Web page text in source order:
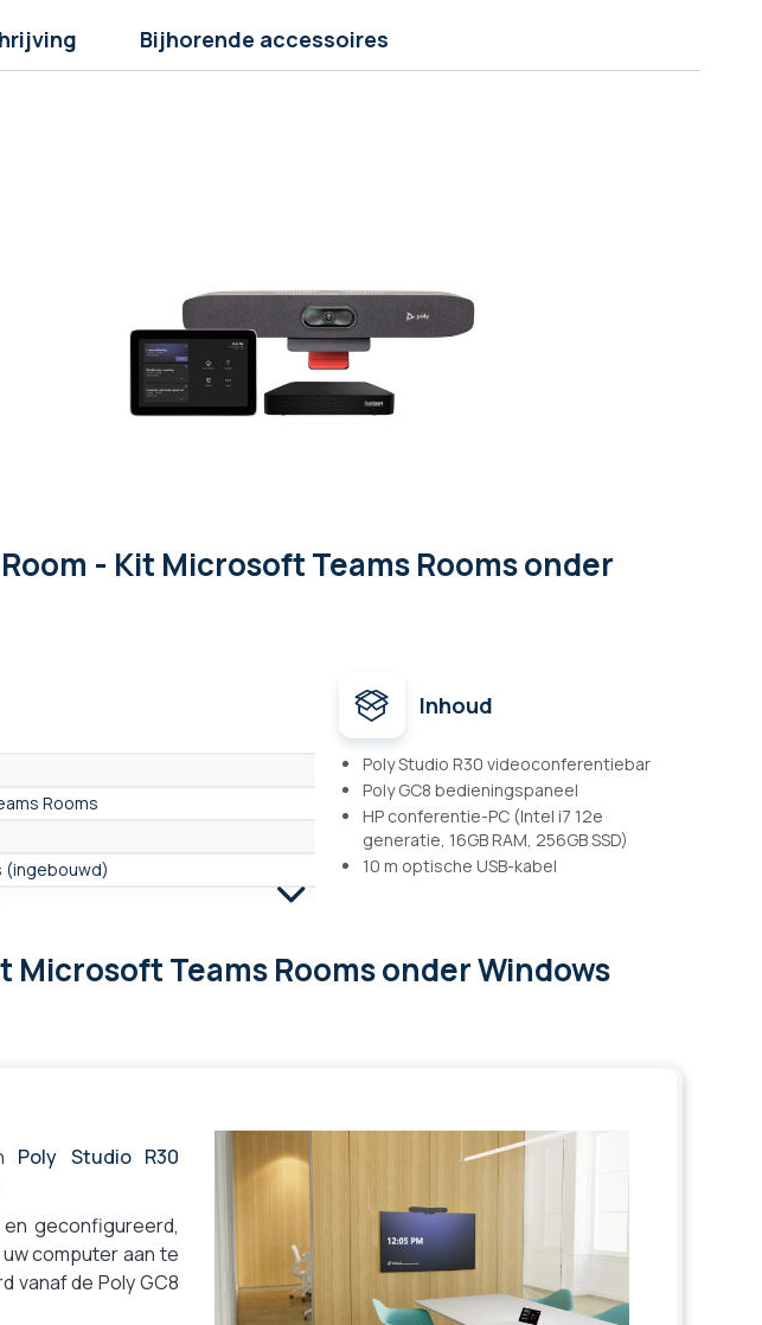
Bijhorende accessoires
- Kit Microsoft Teams Rooms onder
Rooms
(ingebouwd)
manueel
Inhoud
Poly Studio R30 videoconferentiebar
Poly GC8 bedieningspaneel
HP conferentie-PC (Intel i7 12e
generatie, 16GB RAM, 256GB SSD)
10 m optische USB-kabel
Microsoft Teams Rooms onder Windows
Poly Studio R30
geconfigureerd,
computer aan te
vanaf de Poly GC8